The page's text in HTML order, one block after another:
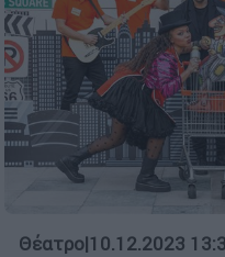
Θέατρο|10.12.2023